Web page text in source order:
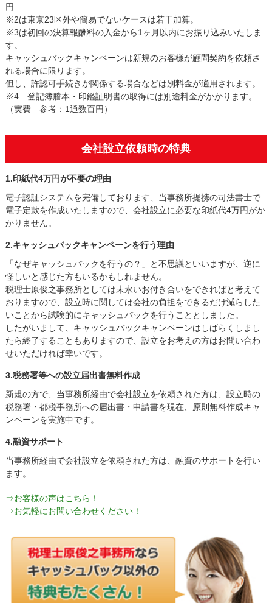
円
※2は東京23区外や簡易でないケースは若干加算。
※3は初回の決算報酬料の入金から1ヶ月以内にお振り込みいたしま
す。
キャッシュバックキャンペーンは新規のお客様が顧問契約を依頼さ
れる場合に限ります。
但し、許認可手続きが関係する場合などは別料金が適用されます。
※4 登記簿謄本・印鑑証明書の取得には別途料金がかかります。
（実費 参考：1通数百円）
会社設立依頼時の特典
1.印紙代4万円が不要の理由
電子認証システムを完備しております、当事務所提携の司法書士で
電子定款を作成いたしますので、会社設立に必要な印紙代4万円がか
かりません。
2.キャッシュバックキャンペーンを行う理由
「なぜキャッシュバックを行うの？」と不思議といいますが、逆に
怪しいと感じた方もいるかもしれません。
税理士原俊之事務所としては末永いお付き合いをできればと考えて
おりますので、設立時に関しては会社の負担をできるだけ減らした
いことから試験的にキャッシュバックを行うこととしました。
したがいまして、キャッシュバックキャンペーンはしばらくしまし
たら終了することもありますので、設立をお考えの方はお問い合わ
せいただければ幸いです。
3.税務署等への設立届出書無料作成
新規の方で、当事務所経由で会社設立を依頼された方は、設立時の
税務署・都税事務所への届出書・申請書を現在、原則無料作成キャ
ンペーンを実施中です。
4.融資サポート
当事務所経由で会社設立を依頼された方は、融資のサポートを行い
ます。
⇒お客様の声はこちら！
⇒お気軽にお問い合わせください！